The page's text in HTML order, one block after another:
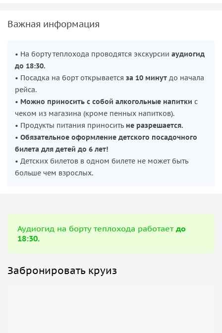
Важная информация
• На борту теплохода проводятся экскурсии аудиогид
до 18:30.
• Посадка на борт открывается за 10 минут до начала
рейса.
• Можно приносить с собой алкогольные напитки с
чеком из магазина (кроме пенных напитков).
• Продукты питания приносить не разрешается.
• Обязательное оформление детского посадочного
билета для детей до 6 лет!
• Детских билетов в одном билете не может быть
больше чем взрослых.
Аудиогид на борту теплохода работает до
18:30.
Забронировать круиз